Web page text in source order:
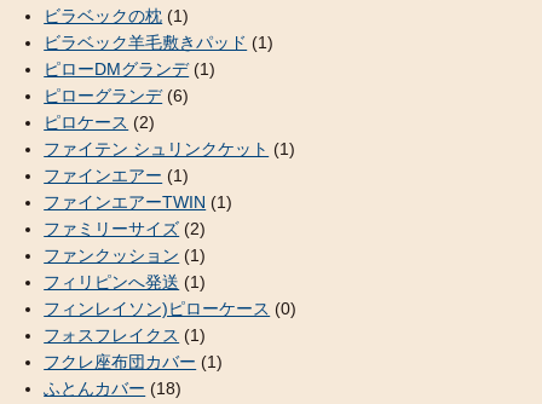
ビラベックの枕 (1)
ビラベック羊毛敷きパッド (1)
ピローDMグランデ(1)
ピローグランデ(6)
ピロケース (2)
ファイテン シュリンクケット (1)
ファインエアー (1)
ファインエアーTWIN (1)
ファミリーサイズ (2)
ファンクッション (1)
フィリピンへ発送 (1)
フィンレイソン)ピローケース (0)
フォスフレイクス (1)
フクレ座布団カバー (1)
ふとんカバー (18)